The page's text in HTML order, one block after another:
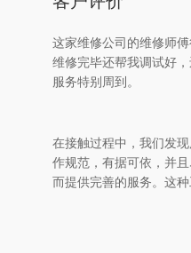
这家维修公司的维修师
维修完毕还帮我调试好
服务特别周到。
在接触过程中，我们发
作规范，有据可依，并
而提供完善的服务。这种